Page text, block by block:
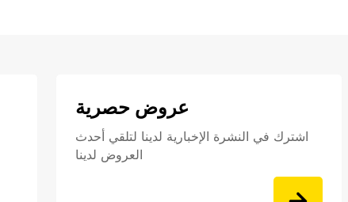
عروض حصرية
اشترك في النشرة الإخبارية لدينا لتلقي أحدث
العروض لدينا